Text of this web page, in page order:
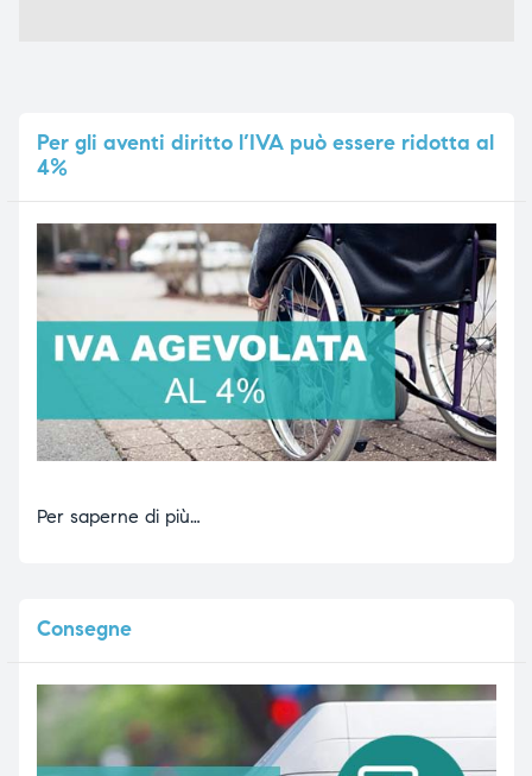
Pergli aventi diritto l’IVA può essere ridotta al
4%
Per saperne di più…
Consegne